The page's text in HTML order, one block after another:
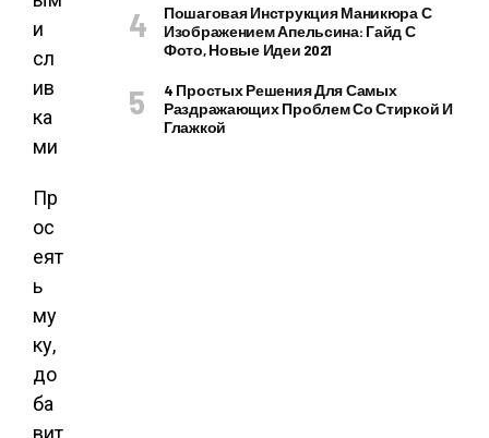
Пр
ос
еят
ь
му
ку,
до
ба
вит
Пошаговая Инструкция Маникюра С
Изображением Апельсина: Гайд С
Фото, Новые Идеи 2021
4 Простых Решения Для Самых
Раздражающих Проблем Со Стиркой И
Глажкой